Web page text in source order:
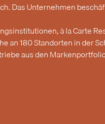
Das Unternehmen
à la Carte
an 180 Standorten in der
aus den